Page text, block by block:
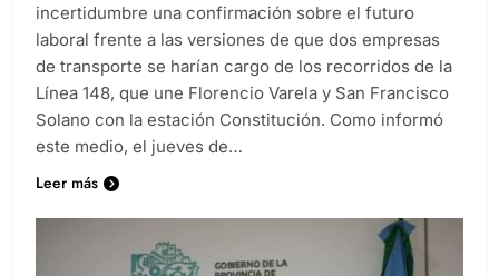
incertidumbre una confirmación sobre el futuro
laboral frente a las versiones de que dos empresas
de transporte se harían cargo de los recorridos de la
Línea 148, que une Florencio Varela y San Francisco
Solano con la estación Constitución. Como informó
este medio, el jueves de…
Leer más